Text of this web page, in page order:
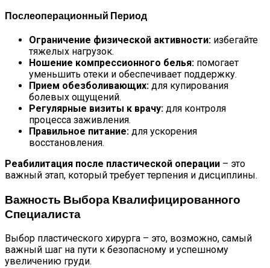
Послеоперационный Период
Ограничение физической активности: избегайте
тяжелых нагрузок.
Ношение компрессионного белья: помогает
уменьшить отеки и обеспечивает поддержку.
Прием обезболивающих: для купирования
болевых ощущений.
Регулярные визиты к врачу: для контроля
процесса заживления.
Правильное питание: для ускорения
восстановления.
Реабилитация после пластической операции – это
важный этап, который требует терпения и дисциплины.
Важность Выбора Квалифицированного
Специалиста
Выбор пластического хирурга – это, возможно, самый
важный шаг на пути к безопасному и успешному
увеличению груди.